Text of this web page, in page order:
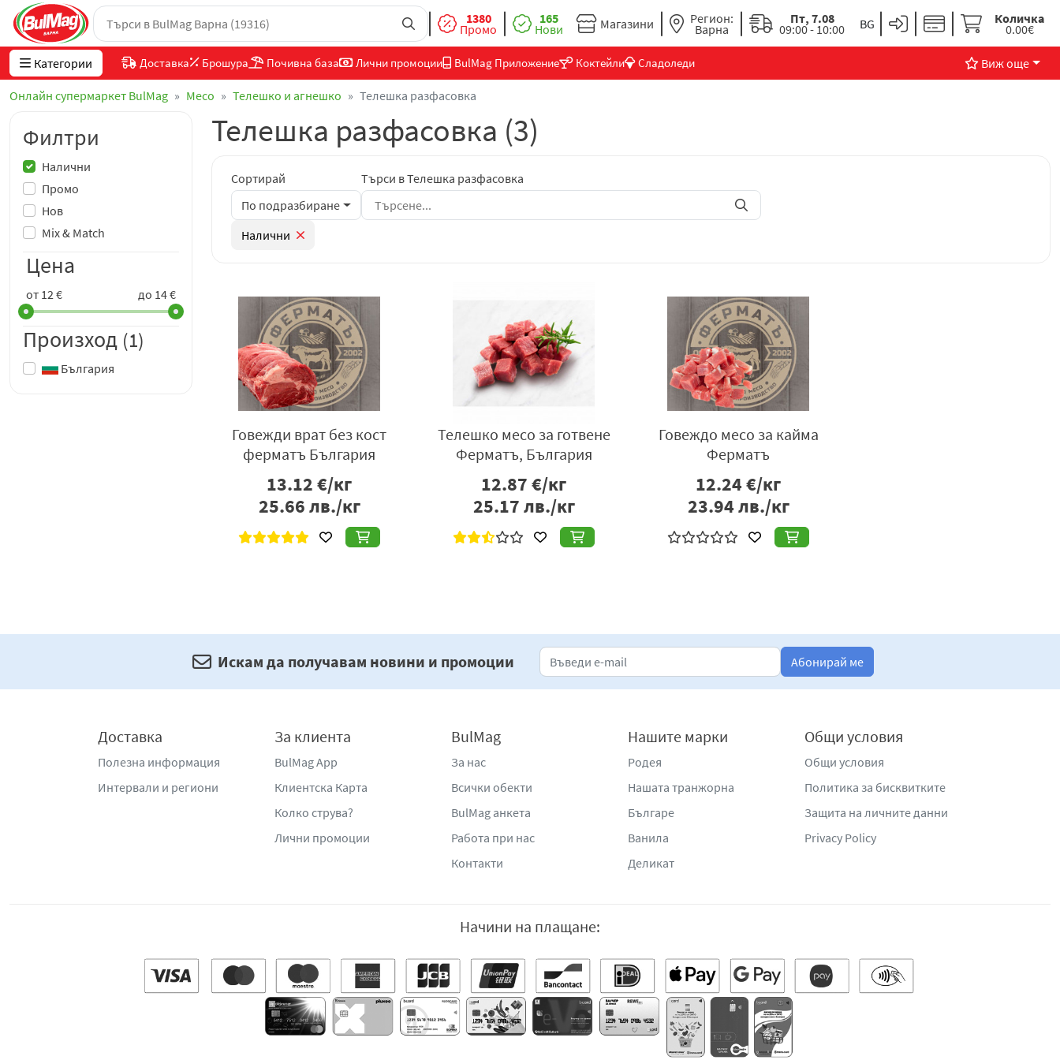
1380
Промо
165
Нови Магазини Регион:
Варна
Пт, 7.08
09:00 - 10:00
Количка
0.00€
Категории Доставка Брошура Почивна база Лични промоции BulMag Приложение Коктейли Сладоледи Виж още
Онлайн супермаркет BulMag Месo Телешко и агнешко Телешка разфасовка
Филтри
Промо
Нов
Mix & Match
Налични
Цена
от 12 € до 14 €
Произход (1)
България
Телешка разфасовка (3)
Сортирай
По подразбиране
Търси в Телешка разфасовка
Налични
Говежди врат без кост
ферматъ България
13.12€/кг
25.66лв./кг
Телешко месо за готвене
Ферматъ, България
12.87€/кг
25.17лв./кг
Говеждо месо за кайма
Ферматъ
12.24€/кг
23.94лв./кг
Искам да получавам новини и промоции Абонирай ме
Доставка
Полезна информация
Интервали и региони
За клиента
BulMag App
Клиентска Карта
Колко струва?
Лични промоции
BulMag
За нас
Всички обекти
BulMag анкета
Работа при нас
Контакти
Нашите марки
Родея
Нашата транжорна
Българе
Ванила
Деликат
Общи условия
Общи условия
Политика за бисквитките
Защита на личните данни
Privacy Policy
Начини на плащане: